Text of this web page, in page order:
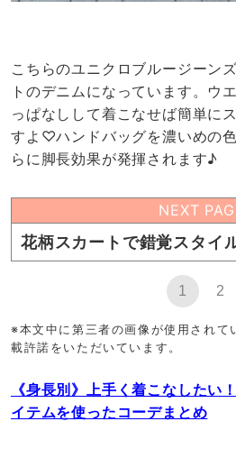
こちらのユニクロブルージーン
トのデニムになっています。ウ
っぱなしして着こなせば簡単に
すよ♡ハンドバッグを濃いめの
らに脚長効果が発揮されます♪
NEXT
花柄スカートで錯覚スタイ
1 2
※本文中に第三者の画像が使用されて
載許諾をいただいています。
《身長別》上手く着こなしたい
イテムを使ったコーデまとめ